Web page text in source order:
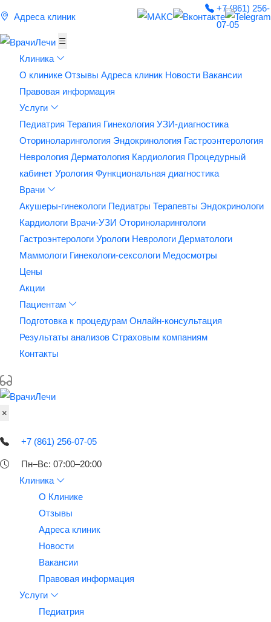
Адреса клиник
+7 (861) 256-
07-05
Клиника
О клинике Отзывы Адреса клиник Новости Вакансии
Правовая информация
Услуги
Педиатрия Терапия Гинекология УЗИ-диагностика
Оториноларингология Эндокринология Гастроэнтерология
Неврология Дерматология Кардиология Процедурный
кабинет Урология Функциональная диагностика
Врачи
Акушеры-гинекологи Педиатры Терапевты Эндокринологи
Кардиологи Врачи-УЗИ Оториноларингологи
Гастроэнтерологи Урологи Неврологи Дерматологи
Маммологи Гинекологи-сексологи Медосмотры
Цены
Акции
Пациентам
Подготовка к процедурам Онлайн-консультация
Результаты анализов Страховым компаниям
Контакты
+7 (861) 256-07-05
Пн–Вс: 07:00–20:00
Клиника
О Клинике
Отзывы
Адреса клиник
Новости
Вакансии
Правовая информация
Услуги
Педиатрия